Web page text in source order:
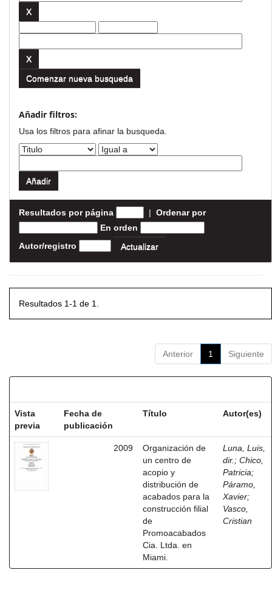
Comenzar nueva busqueda
Añadir filtros:
Usa los filtros para afinar la busqueda.
Resultados por página | Ordenar por
En orden
Autor/registro
Resultados 1-1 de 1.
Anterior 1 Siguiente
Vista
previa
Fecha de
publicación
Título Autor(es)
2009
Organización de
un centro de
acopio y
distribución de
acabados para la
construcción filial
de
Promoacabados
Cia. Ltda. en
Miami.
Luna, Luis,
dir. ; Chico,
Patricia;
Páramo,
Xavier;
Vasco,
Cristian